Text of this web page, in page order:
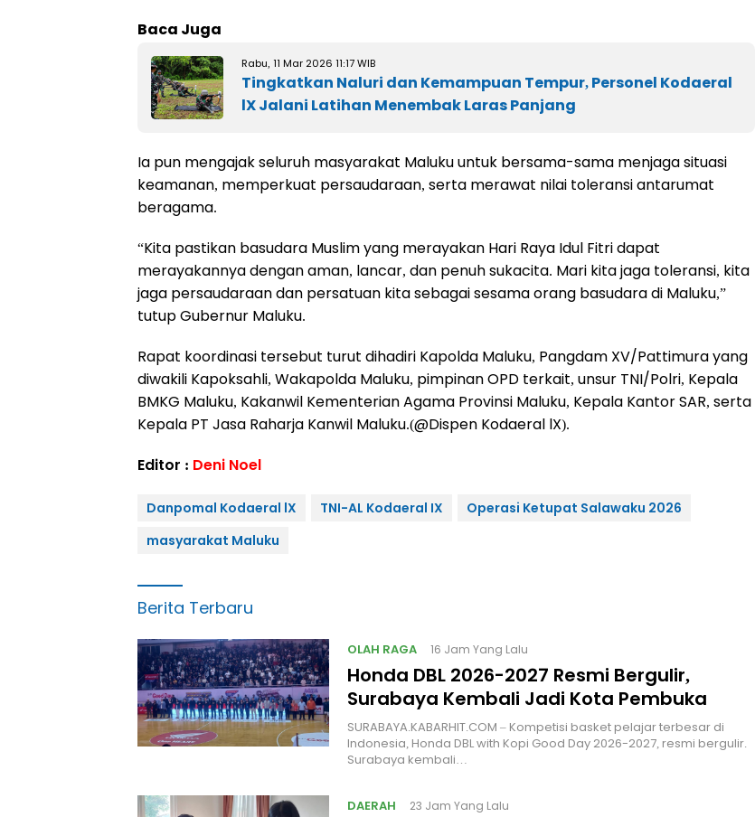
Baca Juga
Rabu, 11 Mar 2026 11:17 WIB
Tingkatkan Naluri dan Kemampuan Tempur, Personel Kodaeral
lX Jalani Latihan Menembak Laras Panjang
Ia pun mengajak seluruh masyarakat Maluku untuk bersama-sama menjaga situasi
keamanan, memperkuat persaudaraan, serta merawat nilai toleransi antarumat
beragama.
“Kita pastikan basudara Muslim yang merayakan Hari Raya Idul Fitri dapat
merayakannya dengan aman, lancar, dan penuh sukacita. Mari kita jaga toleransi, kita
jaga persaudaraan dan persatuan kita sebagai sesama orang basudara di Maluku,”
tutup Gubernur Maluku.
Rapat koordinasi tersebut turut dihadiri Kapolda Maluku, Pangdam XV/Pattimura yang
diwakili Kapoksahli, Wakapolda Maluku, pimpinan OPD terkait, unsur TNI/Polri, Kepala
BMKG Maluku, Kakanwil Kementerian Agama Provinsi Maluku, Kepala Kantor SAR, serta
Kepala PT Jasa Raharja Kanwil Maluku.(@Dispen Kodaeral lX).
Editor : Deni Noel
Danpomal Kodaeral lX TNI-AL Kodaeral IX
Operasi Ketupat Salawaku 2026
masyarakat Maluku
Berita Terbaru
OLAH RAGA 16 Jam Yang Lalu
Honda DBL 2026-2027 Resmi Bergulir,
Surabaya Kembali Jadi Kota Pembuka
SURABAYA.KABARHIT.COM – Kompetisi basket pelajar terbesar di
Indonesia, Honda DBL with Kopi Good Day 2026-2027, resmi bergulir.
Surabaya kembali…
DAERAH 23 Jam Yang Lalu